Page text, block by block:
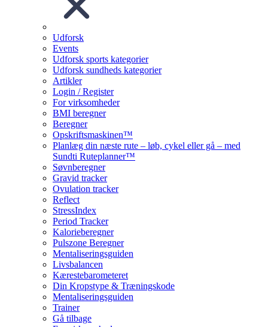
Udforsk
Events
Udforsk sports kategorier
Udforsk sundheds kategorier
Artikler
Login / Register
For virksomheder
BMI beregner
Beregner
Opskriftsmaskinen™
Planlæg din næste rute – løb, cykel eller gå – med
Sundti Ruteplanner™
Søvnberegner
Gravid tracker
Ovulation tracker
Reflect
StressIndex
Period Tracker
Kalorieberegner
Pulszone Beregner
Mentaliseringsguiden
Livsbalancen
Kærestebarometeret
Din Kropstype & Træningskode
Mentaliseringsguiden
Trainer
Gå tilbage